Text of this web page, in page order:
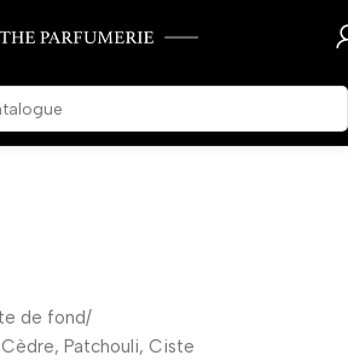
de fond
Patchouli, Ciste